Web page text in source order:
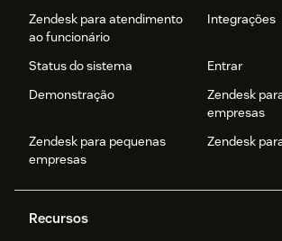
Zendesk para atendimento
ao funcionário
Integrações
Status do sistema
Entrar
Demonstração
Zendesk
empresas
Zendesk para pequenas
empresas
Zendesk
Recursos